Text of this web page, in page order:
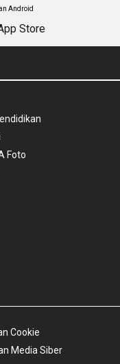
Android
Foto
Cookie
Media Siber